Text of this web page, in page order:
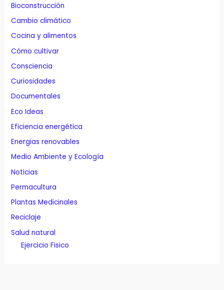
Bioconstrucción
Cambio climático
Cocina y alimentos
Cómo cultivar
Consciencia
Curiosidades
Documentales
Eco Ideas
Eficiencia energética
Energias renovables
Medio Ambiente y Ecología
Noticias
Permacultura
Plantas Medicinales
Reciclaje
Salud natural
Ejercicio Fisico